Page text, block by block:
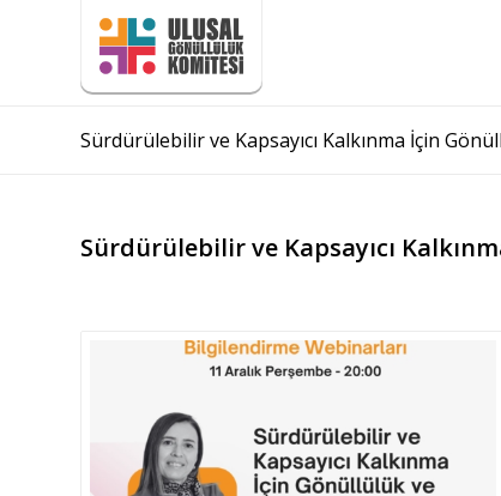
Sürdürülebilir ve Kapsayıcı Kalkınma İçin
Sürdürülebilir ve Kapsayıcı